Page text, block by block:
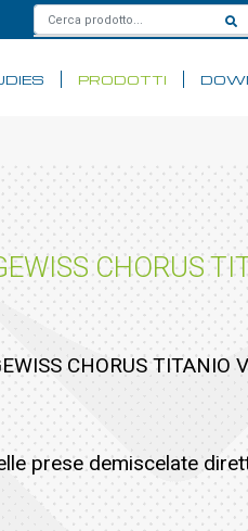
PRODOTTI
CHORUS
CHORUS TITANIO
prese demiscelate